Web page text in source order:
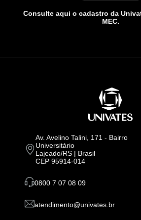
Consulte aqui o cadastro da
MEC.
Av. Avelino Talini, 171 - Bairro
Universitário
Lajeado/RS | Brasil
CEP 95914-014
0800 7 07 08 09
atendimento@univates.br